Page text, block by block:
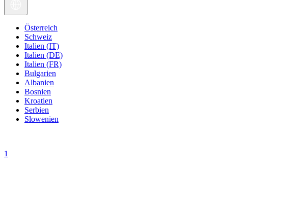
Österreich
Schweiz
Italien (IT)
Italien (DE)
Italien (FR)
Bulgarien
Albanien
Bosnien
Kroatien
Serbien
Slowenien
1